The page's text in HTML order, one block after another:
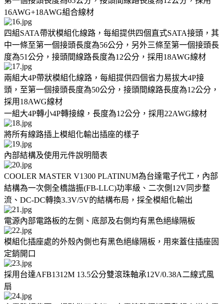
16AWG+18AWG組合線材
四組SATA帶狀模組化線路，每組提供四個直式SATA接頭，其
中一條至第一個接頭長度為56公分，另外三條至第一個接頭長
度為51公分，接頭間線路長度為12公分，採用18AWG線材
兩組大4P帶狀模組化線路，每組提供四個省力易拔大4P接
頭，至第一個接頭長度為50公分，接頭間線路長度為12公分，
採用18AWG線材
一組大4P轉小4P轉接線，長度為12公分，採用22AWG線材
將所有線路插上模組化輸出插座的樣子
內部結構及使用元件說明簡表
COOLER MASTER V1300 PLATINUM為台達電子代工，內部
結構為一次側全橋諧振(FB-LLC)功率級、二次側12V同步整
流、DC-DC轉換3.3V/5V的結構布局，採全模組化輸出
電源內部電路板的左側、底部及右側均有黑色絕緣隔板
模組化插座處的外殼內側也有黑色絕緣隔板，用來蓋住插座固
定銷開口
採用台達AFB1312M 13.5公分雙滾珠軸承12V/0.38A二線式風
扇